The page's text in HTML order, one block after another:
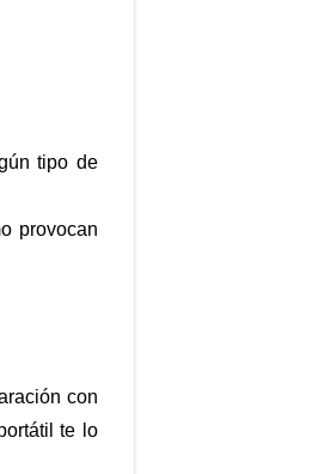
tipo de
provocan
con
te lo